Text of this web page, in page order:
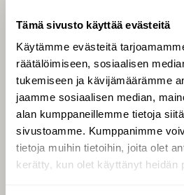
Tämä sivusto käyttää evästeitä
Käytämme evästeitä
räätälöimiseen, sosiaalisen
tukemiseen ja kävijämäärämme
jaamme sosiaalisen median,
alan kumppaneillemme tietoja
sivustoamme. Kumppanimme
tietoja muihin tietoihin, joita olet
kerätty, kun olet käyttänyt heidän
Tilaa